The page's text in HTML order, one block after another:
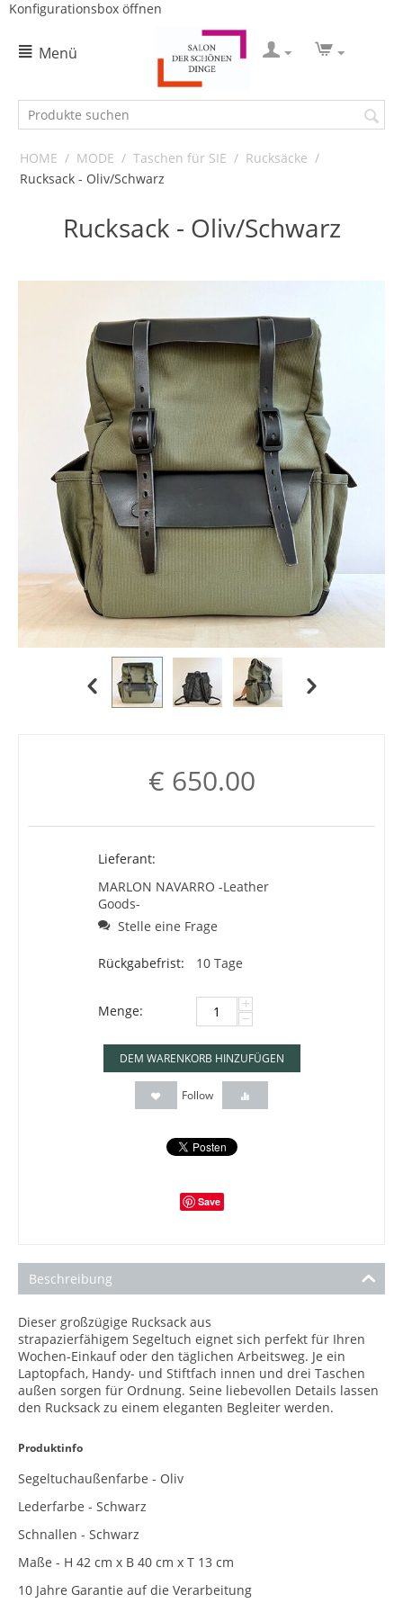
Konfigurationsbox öffnen
Menü
HOME / MODE / Taschen für SIE / Rucksäcke /
Rucksack - Oliv/Schwarz
Rucksack - Oliv/Schwarz
€ 650.00
Lieferant:
MARLON NAVARRO -Leather
Goods-
Stelle eine Frage
Rückgabefrist: 10 Tage
Menge: +
−
DEM WARENKORB HINZUFÜGEN
Follow
Save
Beschreibung
Dieser großzügige Rucksack aus
strapazierfähigem Segeltuch eignet sich perfekt für Ihren
Wochen-Einkauf oder den täglichen Arbeitsweg. Je ein
Laptopfach, Handy- und Stiftfach innen und drei Taschen
außen sorgen für Ordnung. Seine liebevollen Details lassen
den Rucksack zu einem eleganten Begleiter werden.
Produktinfo
Segeltuchaußenfarbe - Oliv
Lederfarbe - Schwarz
Schnallen - Schwarz
Maße - H 42 cm x B 40 cm x T 13 cm
10 Jahre Garantie auf die Verarbeitung